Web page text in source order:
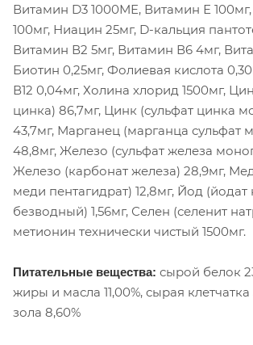
Витамин D3 1000МЕ, Витамин Е
100мг, Ниацин 25мг, D-кальция
Витамин В2 5мг, Витамин В6 4мг,
Биотин 0,25мг, Фолиевая кислота
В12 0,04мг, Холина хлорид 1500мг,
цинка) 86,7мг, Цинк (сульфат цинка
43,7мг, Марганец (марганца сульфат
48,8мг, Железо (сульфат железа
Железо (карбонат железа) 28,9мг,
меди пентагидрат) 12,8мг, Йод (йодат
безводный) 1,56мг, Селен (селенит
метионин технически чистый 1500мг.
Питательные вещества: сырой белок
жиры и масла 11,00%, сырая клетчатка
зола 8,60%